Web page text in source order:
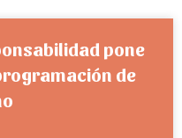
pone
de